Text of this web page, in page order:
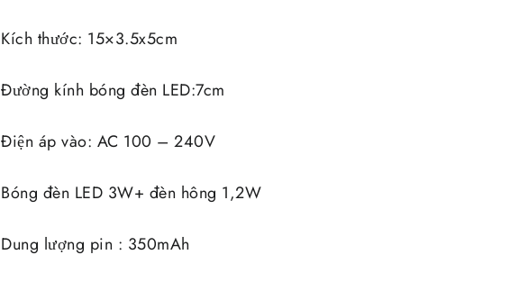
Kích thước: 15×3.5x5cm
Đường kính bóng đèn LED:7cm
Điện áp vào: AC 100 – 240V
Bóng đèn LED 3W+ đèn hông 1,2W
Dung lượng pin : 350mAh